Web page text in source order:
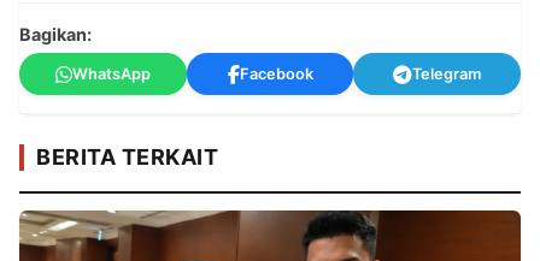
Bagikan:
WhatsApp Facebook Telegram
BERITA TERKAIT